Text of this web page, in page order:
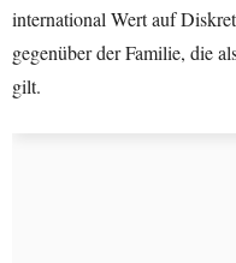
international Wert auf
gegenüber der Familie, die
gilt.